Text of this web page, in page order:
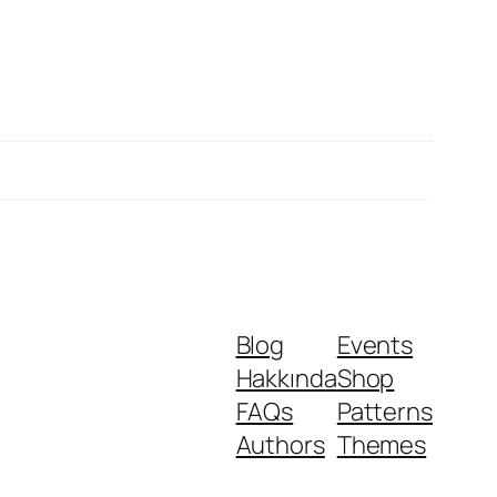
Blog
Hakkında
FAQs
Authors
Events
Shop
Patterns
Themes